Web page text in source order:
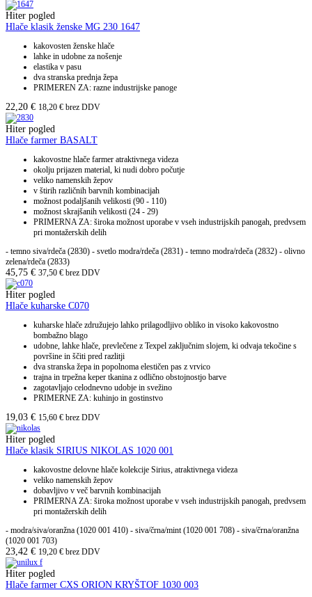
Hiter pogled
Hlače klasik ženske MG 230 1647
kakovosten ženske hlače
lahke in udobne za nošenje
elastika v pasu
dva stranska prednja žepa
PRIMEREN ZA: razne industrijske panoge
22,20 € 18,20 € brez DDV
Hiter pogled
Hlače farmer BASALT
kakovostne hlače farmer atraktivnega videza
okolju prijazen material, ki nudi dobro počutje
veliko namenskih žepov
v štirih različnih barvnih kombinacijah
možnost podaljšanih velikosti (90 - 110)
možnost skrajšanih velikosti (24 - 29)
PRIMERNA ZA: široka možnost uporabe v vseh industrijskih panogah, predvsem
pri montažerskih delih
- temno siva/rdeča (2830) - svetlo modra/rdeča (2831) - temno modra/rdeča (2832) - olivno
zelena/rdeča (2833)
45,75 € 37,50 € brez DDV
Hiter pogled
Hlače kuharske C070
kuharske hlače združujejo lahko prilagodljivo obliko in visoko kakovostno
bombažno blago
udobne, lahke hlače, prevlečene z Texpel zaključnim slojem, ki odvaja tekočine s
površine in ščiti pred razlitji
dva stranska žepa in popolnoma elestičen pas z vrvico
trajna in trpežna keper tkanina z odlično obstojnostjo barve
zagotavljajo celodnevno udobje in svežino
PRIMERNE ZA: kuhinjo in gostinstvo
19,03 € 15,60 € brez DDV
Hiter pogled
Hlače klasik SIRIUS NIKOLAS 1020 001
kakovostne delovne hlače kolekcije Sirius, atraktivnega videza
veliko namenskih žepov
dobavljivo v več barvnih kombinacijah
PRIMERNA ZA: široka možnost uporabe v vseh industrijskih panogah, predvsem
pri montažerskih delih
- modra/siva/oranžna (1020 001 410) - siva/črna/mint (1020 001 708) - siva/črna/oranžna
(1020 001 703)
23,42 € 19,20 € brez DDV
Hiter pogled
Hlače farmer CXS ORION KRYŠTOF 1030 003